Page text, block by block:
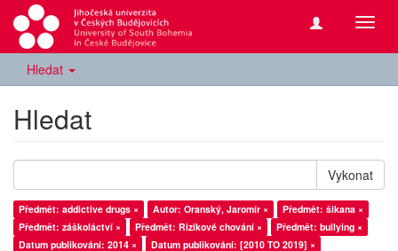
Hledat
Hledat
Vykonat
Předmět: addictive drugs × Autor: Oranský, Jaromír ×
Předmět: šikana ×
Předmět: záškoláctví ×
Předmět: Rizikové chování ×
Předmět: bullying ×
Datum publikování: 2014 ×
Datum publikování: [2010 TO 2019] ×